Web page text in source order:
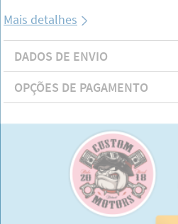
Mais detalhes
DADOS DE ENVIO
OPÇÕES DE PAGAMENTO